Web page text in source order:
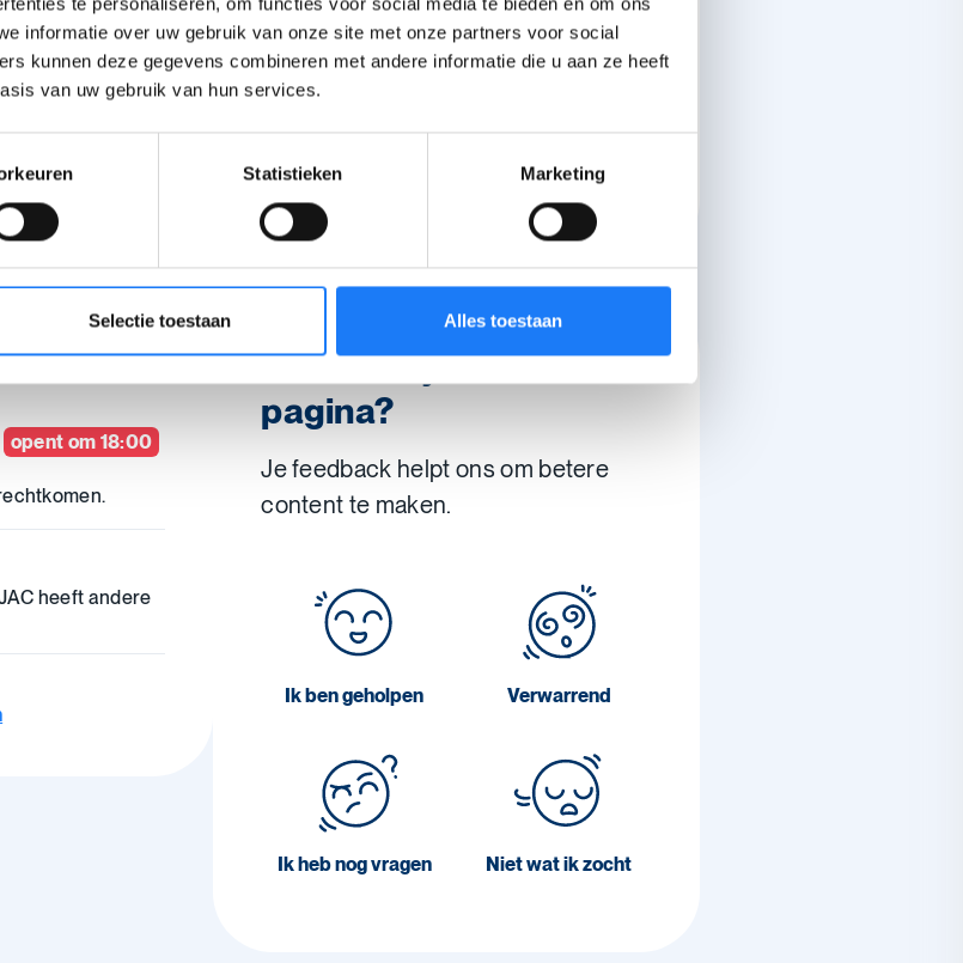
informatie over uw gebruik van onze site met onze partners voor social
kunnen deze gegevens combineren met andere informatie die u aan ze heeft
van uw gebruik van hun services.
Statistieken Marketing
Selectie toestaan Alles toestaan
pagina was op 17 december 2025.
opent om 18:00
heeft andere
Wat vond je van deze
pagina?
Je feedback helpt ons om betere
content te maken.
Ik ben geholpen Verwarrend
Ik heb nog vragen Niet wat ik zocht